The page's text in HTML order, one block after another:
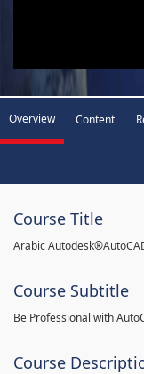
Overview Content
Course Title
Arabic
Course Subtitle
Be Professional with
Course